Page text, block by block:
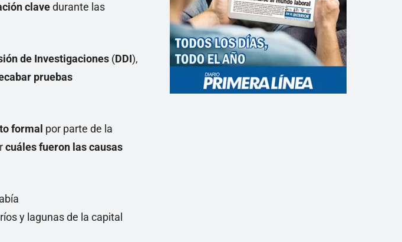
clavedurante las
de Investigaciones (DDI),
pruebas
formal por parte de la
cuáles fueron las causas
y lagunas de la capital